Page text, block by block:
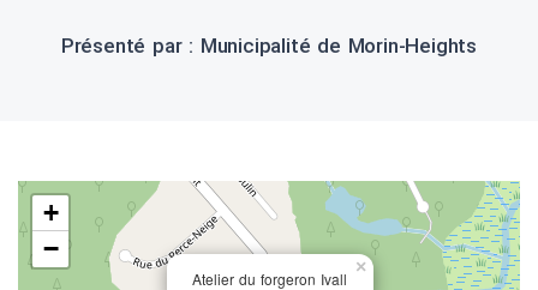
Présenté par : Municipalité de Morin-Heights
Atelier du forgeron Ivall
×
+
−